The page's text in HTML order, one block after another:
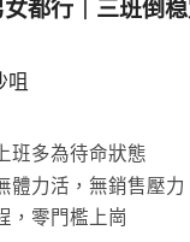
都行｜三班倒
咀
班多為待命狀態
體力活，無銷售壓力
，零門檻上崗